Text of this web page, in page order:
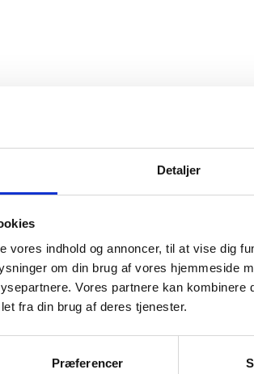
Detaljer
vores indhold og annoncer, til at vise dig
om din brug af vores hjemmeside
Vores partnere kan
fra din brug af deres tjenester.
Præferencer